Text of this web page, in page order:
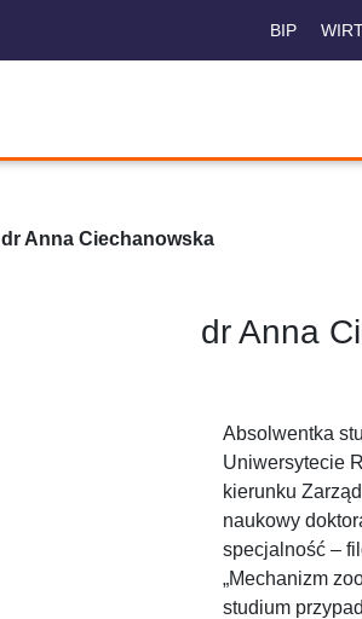
BIP
dr Anna Ciechanowska
dr Anna
Absolwentka
Uniwersytecie
kierunku
naukowy
specjalność –
„Mechanizm
studium